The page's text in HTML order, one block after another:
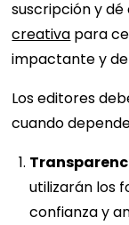
suscripción y
creativa para
impactante y
Los editores
cuando
utilizarán los
confianza y